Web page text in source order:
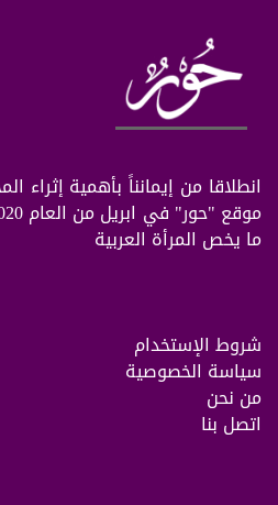
انطلاقا من إيمانناً بأهمية إثراء
ما يخص المرأة العربية
شروط الإستخدام
سياسة الخصوصية
من نحن
اتصل بنا